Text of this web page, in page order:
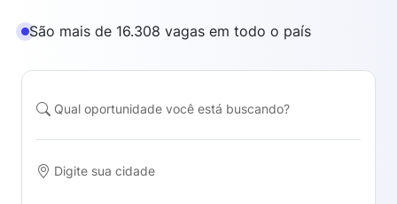
São mais de 16.308 vagas em todo o país